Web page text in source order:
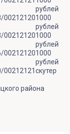
рублей
002121201000
рублей
002121201000
рублей
002121201000
рублей
00212121скутер
района